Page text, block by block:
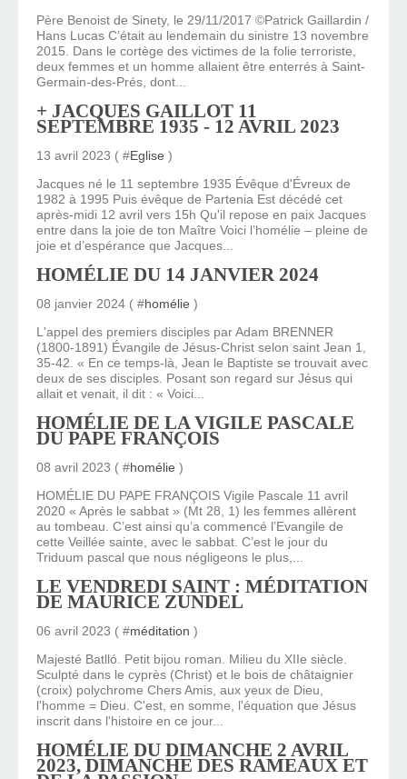
Père Benoist de Sinety, le 29/11/2017 ©Patrick Gaillardin /
Hans Lucas C’était au lendemain du sinistre 13 novembre
2015. Dans le cortège des victimes de la folie terroriste,
deux femmes et un homme allaient être enterrés à Saint-
Germain-des-Prés, dont...
+ JACQUES GAILLOT 11
SEPTEMBRE 1935 - 12 AVRIL 2023
13 avril 2023 ( #Eglise )
Jacques né le 11 septembre 1935 Évêque d'Évreux de
1982 à 1995 Puis évêque de Partenia Est décédé cet
après-midi 12 avril vers 15h Qu'il repose en paix Jacques
entre dans la joie de ton Maître Voici l’homélie – pleine de
joie et d’espérance que Jacques...
HOMÉLIE DU 14 JANVIER 2024
08 janvier 2024 ( #homélie )
L'appel des premiers disciples par Adam BRENNER
(1800-1891) Évangile de Jésus-Christ selon saint Jean 1,
35-42. « En ce temps-là, Jean le Baptiste se trouvait avec
deux de ses disciples. Posant son regard sur Jésus qui
allait et venait, il dit : « Voici...
HOMÉLIE DE LA VIGILE PASCALE
DU PAPE FRANÇOIS
08 avril 2023 ( #homélie )
HOMÉLIE DU PAPE FRANÇOIS Vigile Pascale 11 avril
2020 « Après le sabbat » (Mt 28, 1) les femmes allèrent
au tombeau. C’est ainsi qu’a commencé l’Evangile de
cette Veillée sainte, avec le sabbat. C’est le jour du
Triduum pascal que nous négligeons le plus,...
LE VENDREDI SAINT : MÉDITATION
DE MAURICE ZUNDEL
06 avril 2023 ( #méditation )
Majesté Batlló. Petit bijou roman. Milieu du XIIe siècle.
Sculpté dans le cyprès (Christ) et le bois de châtaignier
(croix) polychrome Chers Amis, aux yeux de Dieu,
l'homme = Dieu. C'est, en somme, l'équation que Jésus
inscrit dans l'histoire en ce jour...
HOMÉLIE DU DIMANCHE 2 AVRIL
2023, DIMANCHE DES RAMEAUX ET